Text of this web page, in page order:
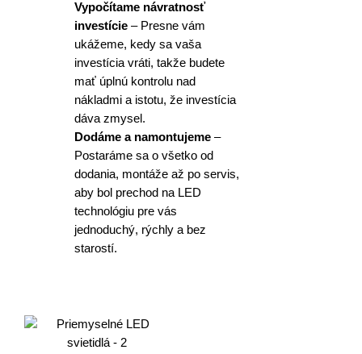
Vypočítame návratnosť
investície– Presne vám
ukážeme, kedy sa vaša
investícia vráti, takže budete
mať úplnú kontrolu nad
nákladmi a istotu, že investícia
dáva zmysel.
Dodáme a namontujeme–
Postaráme sa o všetko od
dodania, montáže až po servis,
aby bol prechod na LED
technológiu pre vás
jednoduchý, rýchly a bez
starostí.